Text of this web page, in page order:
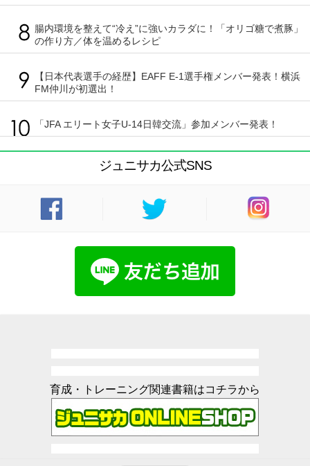
腸内環境を整えて“冷え”に強いカラダに！「オリゴ糖で煮豚」
の作り方／体を温めるレシピ
【日本代表選手の経歴】EAFF E-1選手権メンバー発表！横浜
FM仲川が初選出！
「JFA エリート女子U-14日韓交流」参加メンバー発表！
ジュニサカ公式SNS
育成・トレーニング関連書籍はコチラから